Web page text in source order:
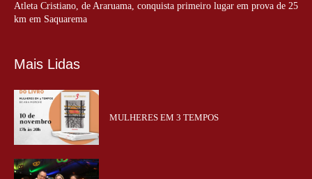
Atleta Cristiano, de Araruama, conquista primeiro lugar em prova de 25
km em Saquarema
Mais Lidas
MULHERES EM 3 TEMPOS